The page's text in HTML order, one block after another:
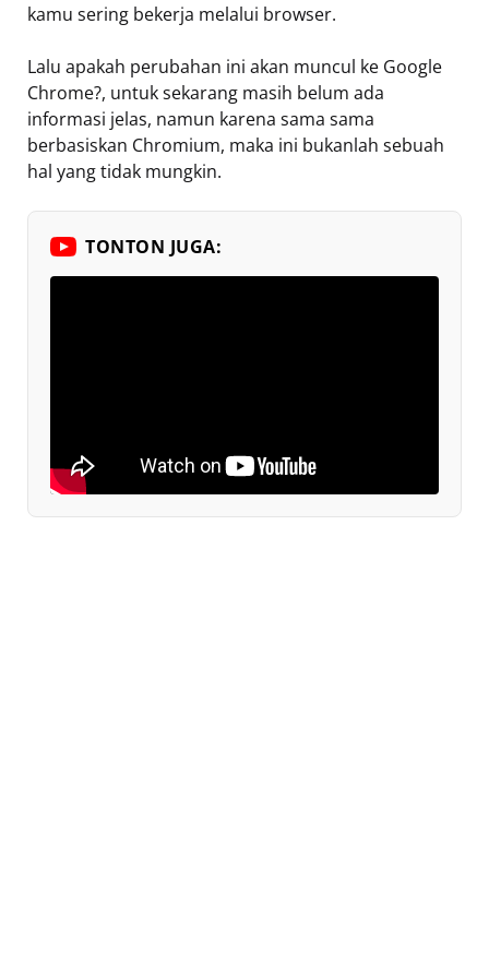
kamu sering bekerja melalui browser.
Lalu apakah perubahan ini akan muncul ke Google
Chrome?, untuk sekarang masih belum ada
informasi jelas, namun karena sama sama
berbasiskan Chromium, maka ini bukanlah sebuah
hal yang tidak mungkin.
TONTON JUGA: